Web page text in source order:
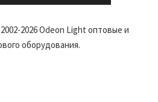
2026 Odeon Light оптовые и
оборудования.